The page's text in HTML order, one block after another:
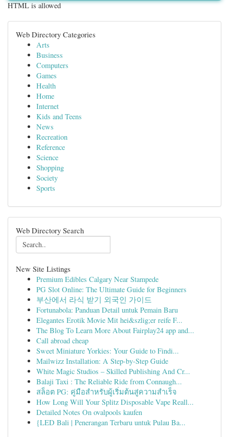
HTML is allowed
Web Directory Categories
Arts
Business
Computers
Games
Health
Home
Internet
Kids and Teens
News
Recreation
Reference
Science
Shopping
Society
Sports
Web Directory Search
New Site Listings
Premium Edibles Calgary Near Stampede
PG Slot Online: The Ultimate Guide for Beginners
부산에서 라식 받기 외국인 가이드
Fortunabola: Panduan Detail untuk Pemain Baru
Elegantes Erotik Movie Mit hei&szlig;er reife F...
The Blog To Learn More About Fairplay24 app and...
Call abroad cheap
Sweet Miniature Yorkies: Your Guide to Findi...
Mailwizz Installation: A Step-by-Step Guide
White Magic Studios – Skilled Publishing And Cr...
Balaji Taxi : The Reliable Ride from Connaugh...
สล็อต PG: คู่มือสำหรับผู้เริ่มต้นสู่ความสำเร็จ
How Long Will Your Splitz Disposable Vape Reall...
Detailed Notes On ovalpools kaufen
{LED Bali | Penerangan Terbaru untuk Pulau Ba...